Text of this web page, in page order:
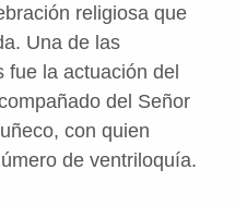
religiosa que
Una de las
fue la actuación del
del Señor
con quien
de ventriloquía.